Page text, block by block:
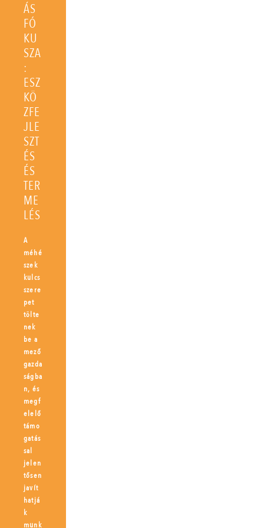
ÁS
FÓ
KU
SZA
:
ESZ
KÖ
ZFE
JLE
SZT
ÉS
ÉS
TER
ME
LÉS
A
méhé
szek
kulcs
szere
pet
tölte
nek
be a
mező
gazda
ságba
n, és
megf
elelő
támo
gatás
sal
jelen
tősen
javít
hatjá
k
munk